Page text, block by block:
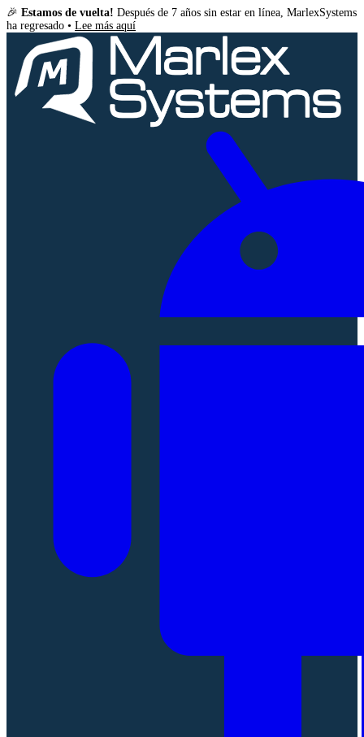
🎉 Estamos de vuelta! Después de 7 años sin estar en línea, MarlexSystems
ha regresado • Lee más aquí